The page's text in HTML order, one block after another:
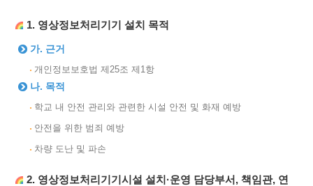
1. 영상정보처리기기 설치 목적
가. 근거
개인정보보호법 제25조 제1항
나. 목적
학교 내 안전 관리와 관련한 시설 안전 및 화재 예방
안전을 위한 범죄 예방
차량 도난 및 파손
2. 영상정보처리기기시설 설치·운영 담당부서, 책임관, 연